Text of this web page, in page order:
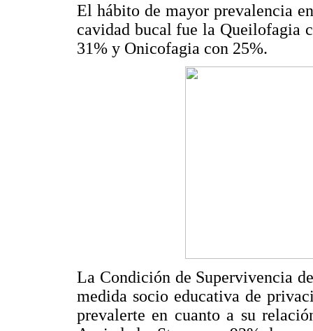
El hábito de mayor prevalencia
cavidad bucal fue la Queilofagia
31% y Onicofagia con 25%.
La Condición de Supervivencia
medida socio educativa de
prevalerte en cuanto a su